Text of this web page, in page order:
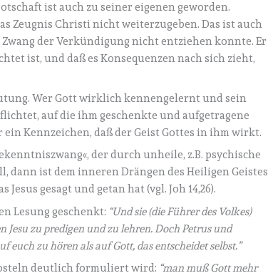
ist auch zu seiner eigenen geworden.
Zeugnis Christi nicht weiterzugeben. Das ist auch
der Verkündigung nicht entziehen konnte. Er
ist, und daß es Konsequenzen nach sich zieht,
Wer Gott wirklich kennengelernt und sein
auf die ihm geschenkte und aufgetragene
ein Kennzeichen, daß der Geist Gottes in ihm wirkt.
der durch unheile, z.B. psychische
dann ist dem inneren Drängen des Heiligen Geistes
gesagt und getan hat (vgl. Joh 14,26).
Lesung geschenkt: “Und sie (die Führer des Volkes)
zu predigen und zu lehren. Doch Petrus und
euch zu hören als auf Gott, das entscheidet selbst.”
deutlich formuliert wird: “man muß Gott mehr